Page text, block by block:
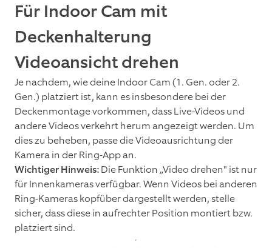
Für Indoor Cam mit
Deckenhalterung
Videoansicht drehen
Je nachdem, wie deine Indoor Cam (1. Gen. oder 2.
Gen.) platziert ist, kann es insbesondere bei der
Deckenmontage vorkommen, dass Live-Videos und
andere Videos verkehrt herum angezeigt werden. Um
dies zu beheben, passe die Videoausrichtung der
Kamera in der Ring-App an.
Wichtiger Hinweis:Die Funktion „Video drehen" ist nur
für Innenkameras verfügbar. Wenn Videos bei anderen
Ring-Kameras kopfüber dargestellt werden, stelle
sicher, dass diese in aufrechter Position montiert bzw.
platziert sind.